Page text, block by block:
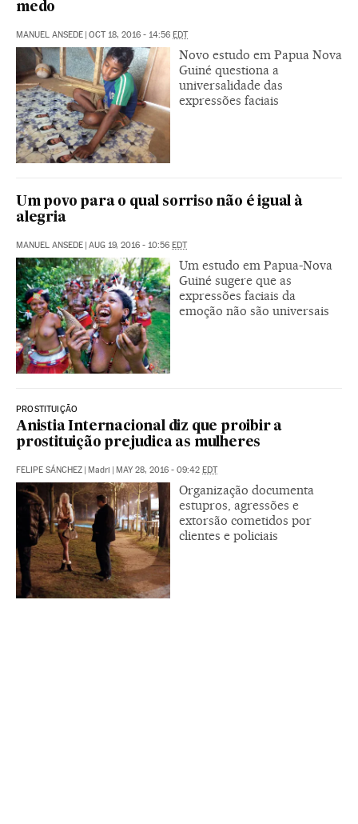
medo
MANUEL ANSEDE | OCT 18, 2016 - 14:56 EDT
Novo estudo em Papua Nova
Guiné questiona a
universalidade das
expressões faciais
Um povo para o qual sorriso não é igual à
alegria
MANUEL ANSEDE | AUG 19, 2016 - 10:56 EDT
Um estudo em Papua-Nova
Guiné sugere que as
expressões faciais da
emoção não são universais
PROSTITUIÇÃO
Anistia Internacional diz que proibir a
prostituição prejudica as mulheres
FELIPE SÁNCHEZ | Madri | MAY 28, 2016 - 09:42 EDT
Organização documenta
estupros, agressões e
extorsão cometidos por
clientes e policiais